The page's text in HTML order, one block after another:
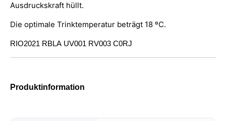
Ausdruckskraft hüllt.
Die optimale Trinktemperatur beträgt 18 ºC.
RIO2021 RBLA UV001 RV003 C0RJ
Produktinformation